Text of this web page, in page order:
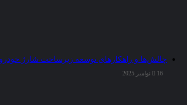
چالش‌ها و راهکارهای توسعه زیرساخت شارژ
16 نوامبر 2025